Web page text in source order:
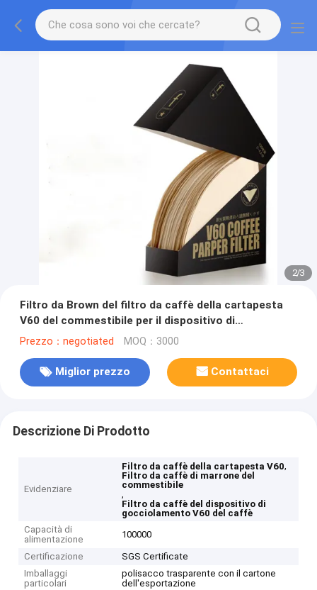
2/3
Filtro da Brown del filtro da caffè della cartapesta
V60 del commestibile per il dispositivo di
gocciolamento del caffè
Prezzo：negotiated MOQ：3000
Miglior prezzo Contattaci
Descrizione Di Prodotto
Evidenziare
Filtro da caffè della cartapesta V60,
Filtro da caffè di marrone del
commestibile
,
Filtro da caffè del dispositivo di
gocciolamento V60 del caffè
Capacità di
alimentazione
100000
Certificazione
SGS Certificate
Imballaggi
particolari
polisacco trasparente con il cartone
dell'esportazione